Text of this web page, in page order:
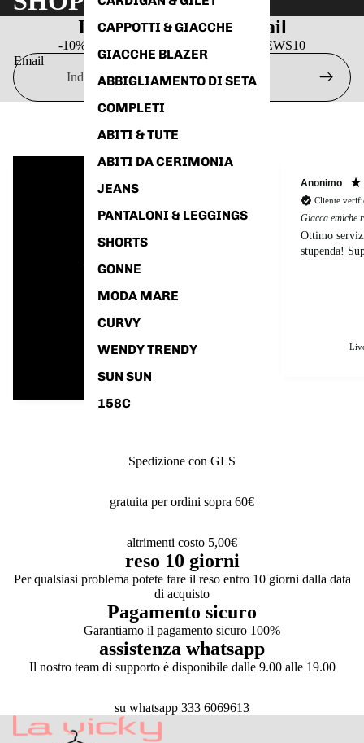
CAPPOTTI & GIACCHE
GIACCHE BLAZER
ABBIGLIAMENTO DI SETA
COMPLETI
ABITI & TUTE
ABITI DA CERIMONIA
JEANS
PANTALONI & LEGGINGS
SHORTS
GONNE
MODA MARE
CURVY
WENDY TRENDY
SUN SUN
158C
Iscriviti alle nostre email
-10% SUL PRIMO ORDINE codice: NEWS10
Email
Eccezionale
5Valutazioni
Anonimo
Cliente
Giacca etniche
Ottimo
stupenda!
Spedizione con GLS
gratuita per ordini sopra 60€
altrimenti costo 5,00€
reso 10 giorni
Per qualsiasi problema potete fare il reso entro 10 giorni dalla data
di acquisto
Pagamento sicuro
Garantiamo il pagamento sicuro 100%
assistenza whatsapp
Il nostro team di supporto è disponibile dalle 9.00 alle 19.00
su whatsapp 333 6069613